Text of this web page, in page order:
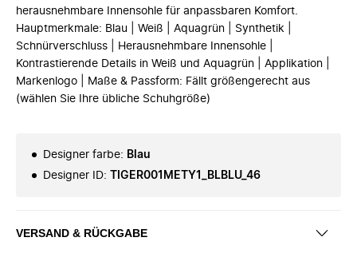
herausnehmbare Innensohle für anpassbaren Komfort.
Hauptmerkmale: Blau | Weiß | Aquagrün | Synthetik |
Schnürverschluss | Herausnehmbare Innensohle |
Kontrastierende Details in Weiß und Aquagrün | Applikation |
Markenlogo | Maße & Passform: Fällt größengerecht aus
(wählen Sie Ihre übliche Schuhgröße)
Designer farbe: Blau
Designer ID: TIGER001METY1_BLBLU_46
VERSAND & RÜCKGABE